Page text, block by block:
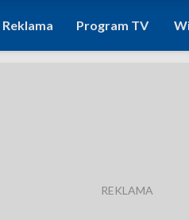
Reklama Program TV